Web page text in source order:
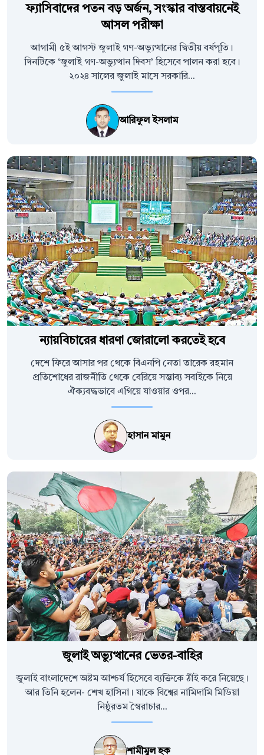
ফ্যাসিবাদের পতন বড় অর্জন, সংস্কার বাস্তবায়নেই
আসল পরীক্ষা
আগামী ৫ই আগস্ট জুলাই গণ-অভ্যুত্থানের দ্বিতীয় বর্ষপূতি।
দিনটিকে ‘জুলাই গণ-অভ্যুত্থান দিবস’ হিসেবে পালন করা হবে।
২০২৪ সালের জুলাই মাসে সরকারি...
আরিফুল ইসলাম
ন্যায়বিচারের ধারণা জোরালো করতেই হবে
দেশে ফিরে আসার পর থেকে বিএনপি নেতা তারেক রহমান
প্রতিশোধের রাজনীতি থেকে বেরিয়ে সম্ভাব্য সবাইকে নিয়ে
ঐক্যবদ্ধভাবে এগিয়ে যাওয়ার ওপর...
হাসান মামুন
জুলাই অভ্যুত্থানের ভেতর-বাহির
জুলাই বাংলাদেশে অষ্টম আশ্চর্য হিসেবে ব্যক্তিকে ঠাঁই করে নিয়েছে।
আর তিনি হলেন- শেখ হাসিনা। যাকে বিশ্বের নামিদামি মিডিয়া
নিষ্ঠুরতম স্বৈরাচার...
শামীমুল হক